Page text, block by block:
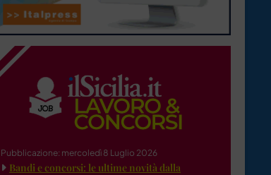
Pubblicazione: mercoledì 8 Luglio 2026
Bandi e concorsi: le ultime novità dalla